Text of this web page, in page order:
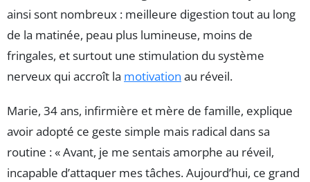
ainsi sont nombreux : meilleure digestion tout au long
de la matinée, peau plus lumineuse, moins de
fringales, et surtout une stimulation du système
nerveux qui accroît la motivation au réveil.
Marie, 34 ans, infirmière et mère de famille, explique
avoir adopté ce geste simple mais radical dans sa
routine : « Avant, je me sentais amorphe au réveil,
incapable d’attaquer mes tâches. Aujourd’hui, ce grand